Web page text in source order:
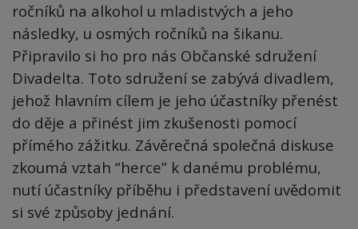
ročníků na alkohol u mladistvých a jeho
následky, u osmých ročníků na šikanu.
Připravilo si ho pro nás Občanské sdružení
Divadelta. Toto sdružení se zabývá divadlem,
jehož hlavním cílem je jeho účastníky přenést
do děje a přinést jim zkušenosti pomocí
přímého zážitku. Závěrečná společná diskuse
zkoumá vztah “herce” k danému problému,
nutí účastníky příběhu i představení uvědomit
si své způsoby jednání.